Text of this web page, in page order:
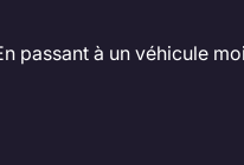
passant à un véhicule